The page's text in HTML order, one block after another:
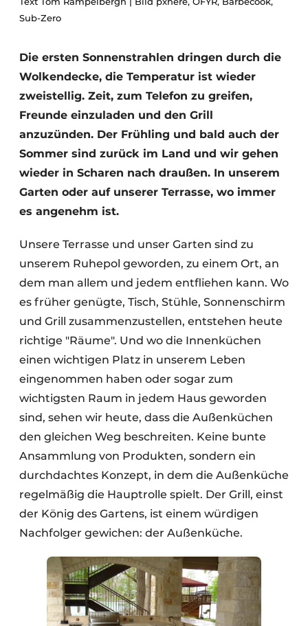
Datenschutz / Cookie-Erklärung
Offene Stellen
Videos
Arbeitsblätter
Möbelbeschläge und Schränke
Sub-Zero
Die ersten Sonnenstrahlen dringen durch die
Wolkendecke, die Temperatur ist wieder
zweistellig. Zeit, zum Telefon zu greifen,
Freunde einzuladen und den Grill
anzuzünden. Der Frühling und bald auch der
Sommer sind zurück im Land und wir gehen
wieder in Scharen nach draußen. In unserem
Garten oder auf unserer Terrasse, wo immer
es angenehm ist.
Unsere Terrasse und unser Garten sind zu
unserem Ruhepol geworden, zu einem Ort, an
dem man allem und jedem entfliehen kann. Wo
es früher genügte, Tisch, Stühle, Sonnenschirm
und Grill zusammenzustellen, entstehen heute
richtige "Räume". Und wo die Innenküchen
einen wichtigen Platz in unserem Leben
eingenommen haben oder sogar zum
wichtigsten Raum in jedem Haus geworden
sind, sehen wir heute, dass die Außenküchen
den gleichen Weg beschreiten. Keine bunte
Ansammlung von Produkten, sondern ein
durchdachtes Konzept, in dem die Außenküche
regelmäßig die Hauptrolle spielt. Der Grill, einst
der König des Gartens, ist einem würdigen
Nachfolger gewichen: der Außenküche.